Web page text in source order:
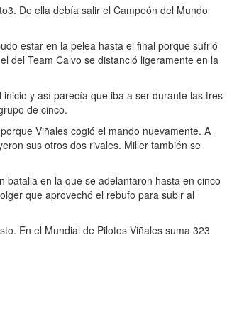
De ella debía salir el Campeón del Mundo
estar en la pelea hasta el final porque sufrió
del Team Calvo se distanció ligeramente en la
y así parecía que iba a ser durante las tres
de cinco.
Viñales cogió el mando nuevamente. A
sus otros dos rivales. Miller también se
en la que se adelantaron hasta en cinco
que aprovechó el rebufo para subir al
En el Mundial de Pilotos Viñales suma 323